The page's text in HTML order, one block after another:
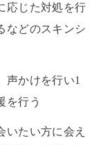
応じた対処を行
などのスキンシ
声かけを行い1
を行う
いたい方に会え